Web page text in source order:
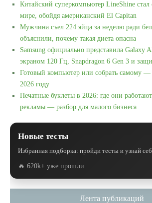
Китайский суперкомпьютер LineShine
мире, обойдя американский El Capitan
Мужчина съел 224 яйца за неделю ради
объяснили, почему такая диета опасна
Samsung официально представила Galaxy
экраном 120 Гц, Snapdragon 6 Gen 3 и
Готовый компьютер или собрать самому —
2026 году
Печатные буклеты в 2026: где они
рекламы — разбор для малого бизнеса
Новые тесты
Избранная подборка: пройди тесты и узнай
🔥 620k+ уже прошли
Лента публикаций